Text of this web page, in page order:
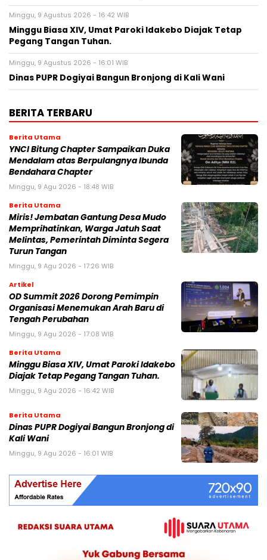
Minggu, 9 Agustus 2026 - 16:42 WIB
Minggu Biasa XIV, Umat Paroki Idakebo Diajak Tetap
Pegang Tangan Tuhan.
Minggu, 9 Agustus 2026 - 16:01 WIB
Dinas PUPR Dogiyai Bangun Bronjong di Kali Wani
BERITA TERBARU
Berita Utama
YNCI Bitung Chapter Sampaikan Duka
Mendalam atas Berpulangnya Ibunda
Bendahara Chapter
Minggu, 9 Agu 2026 - 18:48 WIB
Berita Utama
Miris! Jembatan Gantung Desa Mudo
Memprihatinkan, Warga Jatuh Saat
Melintas, Pemerintah Diminta Segera
Turun Tangan
Minggu, 9 Agu 2026 - 17:26 WIB
Artikel
OD Summit 2026 Dorong Pemimpin
Organisasi Menemukan Arah Baru di
Tengah Perubahan
Minggu, 9 Agu 2026 - 17:08 WIB
Berita Utama
Minggu Biasa XIV, Umat Paroki Idakebo
Diajak Tetap Pegang Tangan Tuhan.
Minggu, 9 Agu 2026 - 16:42 WIB
Berita Utama
Dinas PUPR Dogiyai Bangun Bronjong di
Kali Wani
Minggu, 9 Agu 2026 - 16:01 WIB